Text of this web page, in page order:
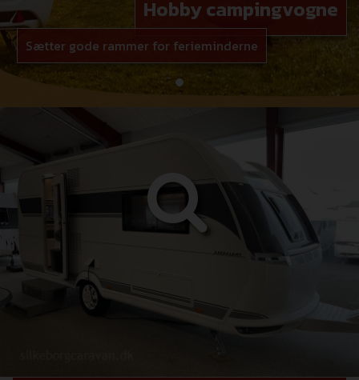
Hobby campingvogne
Sætter gode rammer for ferieminderne